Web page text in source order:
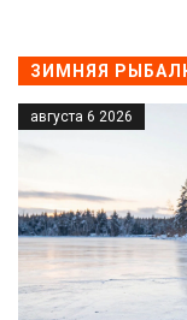
ЗИМНЯЯ
августа 6 2026